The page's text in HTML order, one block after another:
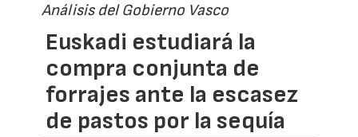
Análisis del Gobierno Vasco
Euskadi estudiará la
compra conjunta de
forrajes ante la escasez
de pastos por la sequía